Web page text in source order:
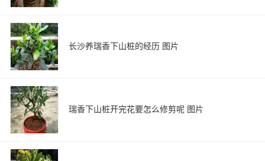
长沙养瑞香下山桩的经历 图片
瑞香下山桩开完花要怎么修剪呢 图片